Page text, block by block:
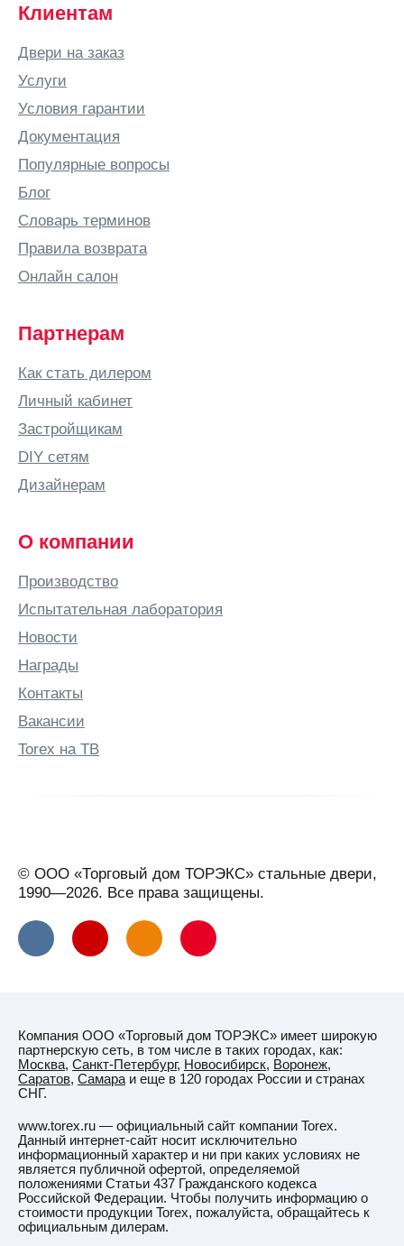
Клиентам
Двери на заказ
Услуги
Условия гарантии
Документация
Популярные вопросы
Блог
Словарь терминов
Правила возврата
Онлайн салон
Партнерам
Как стать дилером
Личный кабинет
Застройщикам
DIY сетям
Дизайнерам
О компании
Производство
Испытательная лаборатория
Новости
Награды
Контакты
Вакансии
Torex на ТВ
© ООО «Торговый дом ТОРЭКС» стальные двери,
1990—2026. Все права защищены.
Компания ООО «Торговый дом ТОРЭКС» имеет широкую
партнерскую сеть, в том числе в таких городах, как:
Москва, Санкт-Петербург, Новосибирск, Воронеж,
Саратов, Самараи еще в 120 городах России и странах
СНГ.
www.torex.ru — официальный сайт компании Torex.
Данный интернет-сайт носит исключительно
информационный характер и ни при каких условиях не
является публичной офертой, определяемой
положениями Статьи 437 Гражданского кодекса
Российской Федерации. Чтобы получить информацию о
стоимости продукции Torex, пожалуйста, обращайтесь к
официальным дилерам.